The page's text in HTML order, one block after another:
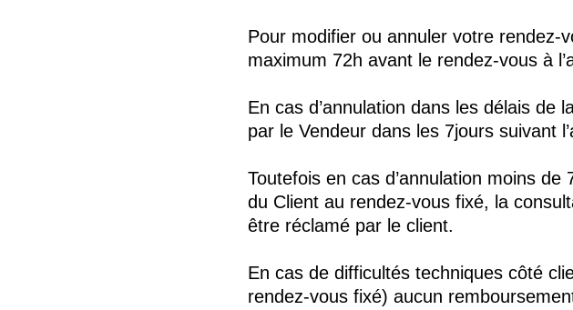
Pour modifier ou annuler votre rendez-
maximum 72h avant le rendez-vous à
En cas d’annulation dans les délais de
par le Vendeur dans les 7jours suivant
Toutefois en cas d’annulation moins
du Client au rendez-vous fixé, la
être réclamé par le client.
En cas de difficultés techniques côté
rendez-vous fixé) aucun